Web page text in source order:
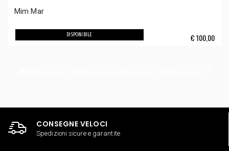
Mim Mar
€100,00
DISPONIBILE
CONSEGNE VELOCI
Spedizioni sicure e garantite